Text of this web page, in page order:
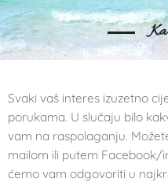
Svaki vaš interes izuzetno
porukama. U slučaju bilo
vam na raspolaganju.
mailom ili putem Facebook/
ćemo vam odgovoriti u